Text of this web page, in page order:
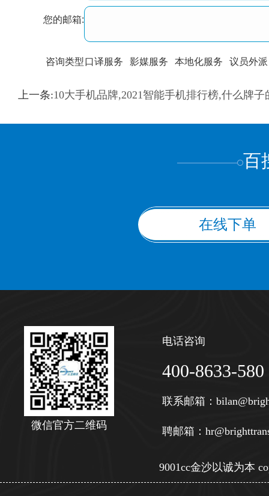
您的邮箱:
咨询类型口译服务 影媒服务 本地化服务 议员外派
训翻译 标准级 专业级 出版级 证件内容
上一条:10大手机品牌,2021智能手机排行榜,什么牌子
百
在线下单
微信官方二维码
电话咨询
400-8633-580
联系邮箱：
聘邮箱：
9001cc金沙以诚为本